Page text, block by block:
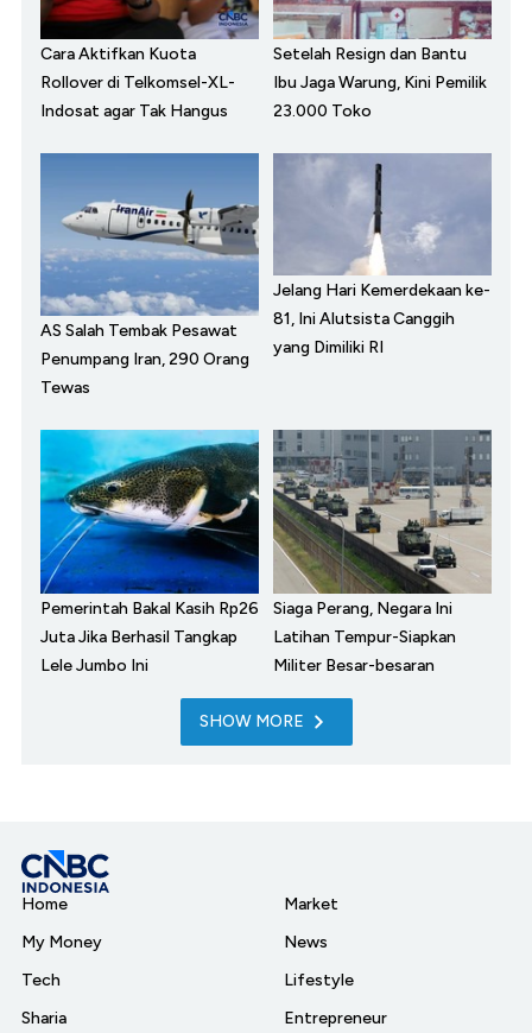
Cara Aktifkan Kuota
Rollover di Telkomsel-XL-
Indosat agar Tak Hangus
Setelah Resign dan Bantu
Ibu Jaga Warung, Kini Pemilik
23.000 Toko
AS Salah Tembak Pesawat
Penumpang Iran, 290 Orang
Tewas
Jelang Hari Kemerdekaan ke-
81, Ini Alutsista Canggih
yang Dimiliki RI
Pemerintah Bakal Kasih Rp26
Juta Jika Berhasil Tangkap
Lele Jumbo Ini
Siaga Perang, Negara Ini
Latihan Tempur-Siapkan
Militer Besar-besaran
SHOW MORE
Home
My Money
Tech
Sharia
Market
News
Lifestyle
Entrepreneur